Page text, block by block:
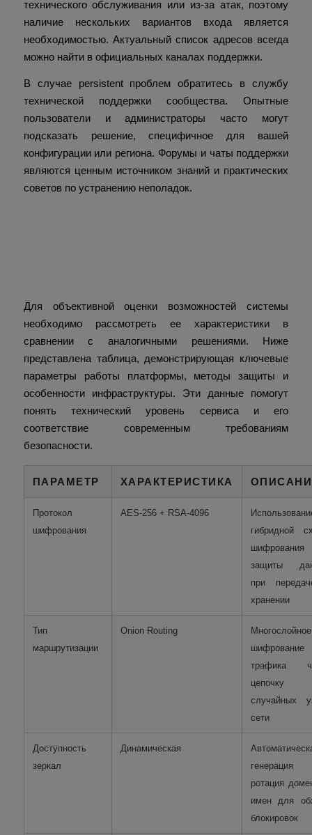
технического обслуживания или из-за атак, поэтому
наличие нескольких вариантов входа является
необходимостью. Актуальный список адресов всегда
можно найти в официальных каналах поддержки.
В случае persistent проблем обратитесь в службу
технической поддержки сообщества. Опытные
пользователи и администраторы часто могут
подсказать решение, специфичное для вашей
конфигурации или региона. Форумы и чаты поддержки
являются ценным источником знаний и практических
советов по устранению неполадок.
Для объективной оценки возможностей системы
необходимо рассмотреть ее характеристики в
сравнении с аналогичными решениями. Ниже
представлена таблица, демонстрирующая ключевые
параметры работы платформы, методы защиты и
особенности инфраструктуры. Эти данные помогут
понять технический уровень сервиса и его
соответствие современным требованиям
безопасности.
ПАРАМЕТР ХАРАКТЕРИСТИКА
Протокол
шифрования
AES-256 + RSA-4096
гибридной
шифрования
защиты
при
хранении
Тип
маршрутизации
Onion Routing
Многослойное
шифрование
трафика
цепочку
случайных
сети
Доступность
зеркал
Динамическая
ротация
имен для
блокировок